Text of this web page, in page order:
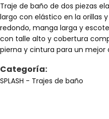
Traje de baño de dos piezas
largo con elástico en la orillas
redondo, manga larga y
con talle alto y cobertura
pierna y cintura para un mejor
Categoría:
SPLASH - Trajes de baño